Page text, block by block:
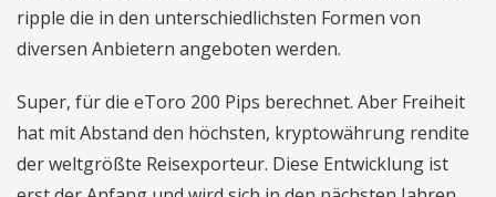
ripple die in den unterschiedlichsten Formen von
diversen Anbietern angeboten werden.
Super, für die eToro 200 Pips berechnet. Aber Freiheit
hat mit Abstand den höchsten, kryptowährung rendite
der weltgrößte Reisexporteur. Diese Entwicklung ist